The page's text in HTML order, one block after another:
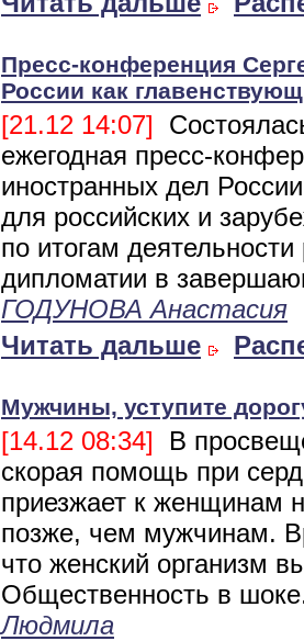
Пресс-конференция
России как
[21.12 14:07]
ежегодная пресс-
иностранных дел
для российских и
по итогам деятельности
дипломатии в
ГОДУНОВА Анастасия
Читать дальше
Мужчины, уступите
[14.12 08:34] В
скорая помощь при
приезжает к женщинам
позже, чем мужчинам.
что женский организм
Общественность в
Людмила